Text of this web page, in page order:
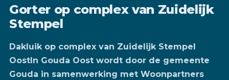
Gorter op complex van Zuidelijk
Stempel
Dakluik op complex van Zuidelijk Stempel
OostIn Gouda Oost wordt door de gemeente
Gouda in samenwerking met Woonpartners